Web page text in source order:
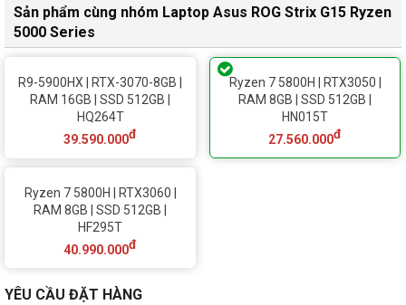
Sản phẩm cùng nhóm Laptop Asus ROG Strix G15 Ryzen
5000 Series
R9-5900HX | RTX-3070-8GB |
RAM 16GB | SSD 512GB |
HQ264T
39.590.000đ
Ryzen 7 5800H | RTX3050 |
RAM 8GB | SSD 512GB |
HN015T
27.560.000đ
Ryzen 7 5800H | RTX3060 |
RAM 8GB | SSD 512GB |
HF295T
40.990.000đ
YÊU CẦU ĐẶT HÀNG